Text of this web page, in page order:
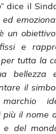
” dice il
un
e
tutta la
bellezza
il
il nome
del